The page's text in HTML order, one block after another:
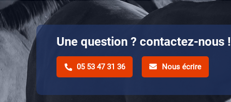
Une question ? contactez-nous !
05 53 47 31 36 Nous écrire